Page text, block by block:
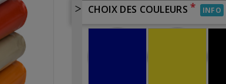
CHOIX DES COULEURS* INFO